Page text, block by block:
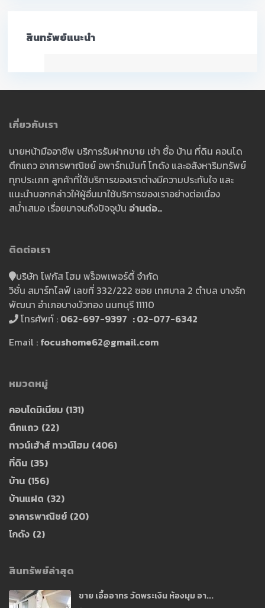
สินทรัพย์แนะนำ
เกี่ยวกับเรา
นายหน้ามืออาชีพ บริการรับฝากขาย เช่า ซื้อ บ้าน ที่ดิน คอนโด
ตึกแถว อาคารพาณิชย์ อพาร์ทเม้นท์ โกดัง และอสังหาริมทรัพย์
ทุกประเภท ลูกค้าที่ใช้บริการของเราต่างมีความประทับใจ และ
แนะนำบอกกล่าวให้ผู้อื่นมาใช้บริการของเราอย่างต่อเนื่อง
สม่ำเสมอ เรื่อยมาจนถึงปัจจุบัน อ่านต่อ..
ติดต่อเรา
บริษัท โฟกัส โฮม พร็อพเพอร์ตี้ จำกัด
วิชั่น สมาร์ทไลฟ์ เลขที่ 332/222 ซอย เทศบาล 2 ตำบล บางรัก
พัฒนา อำเภอบางบัวทอง นนทบุรี 11110
โทรศัพท์ : 062-697-9397 : 02-077-6342
Email : focushome62@gmail.com
หมวดหมู่
คอนโดมิเนียม (131)
ตึกแถว (22)
ทาวน์เฮ้าส์ ทาวน์โฮม (406)
ที่ดิน (35)
บ้าน (156)
บ้านแฝด (32)
อาคารพาณิชย์ (20)
โกดัง (2)
สินทรัพย์ล่าสุด
ขาย เอื้ออาทร วัดพระเงิน ห้องมุม อา...